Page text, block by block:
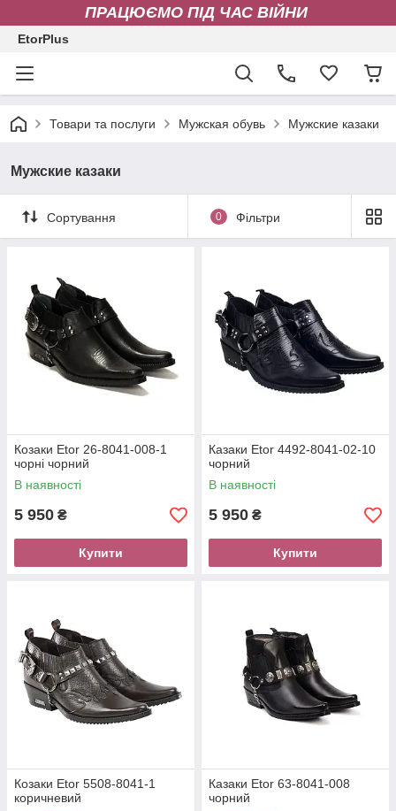
ПРАЦЮЄМО ПІД ЧАС ВІЙНИ
EtorPlus
Товари та послуги Мужская обувь Мужские казаки
Мужские казаки
Сортування 0 Фільтри
Козаки Etor 26-8041-008-1
чорні чорний
В наявності
5 950 ₴
Купити
Казаки Etor 4492-8041-02-10
чорний
В наявності
5 950 ₴
Купити
Козаки Etor 5508-8041-1
коричневий
Казаки Etor 63-8041-008
чорний